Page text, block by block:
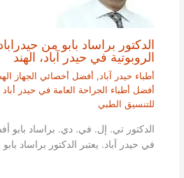
الدكتور براساد بابو من
الروبوتية في حيدر آباد، الهند
أطباء حيدر آباد , أفضل أخصائي الجهاز
أفضل أطباء الجراحة العامة في حيدر أباد ٢٠٢٦
للتنسيق الطبي
الدكتور تي. إل. في. دي. براساد بابو
في حيدر آباد. يعتبر الدكتور براساد